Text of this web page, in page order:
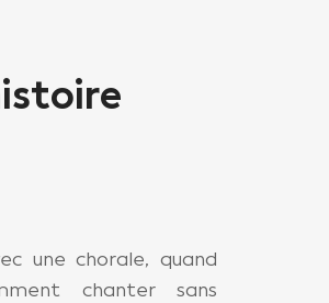
une chorale, quand
chanter sans